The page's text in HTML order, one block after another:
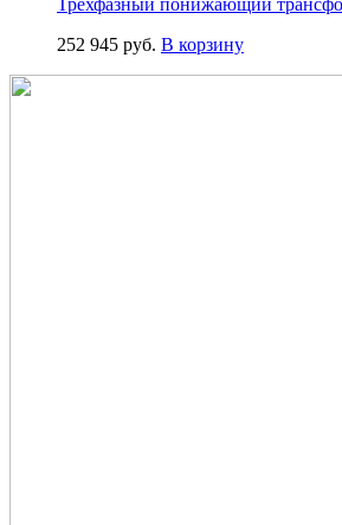
252 945 руб. В корзину